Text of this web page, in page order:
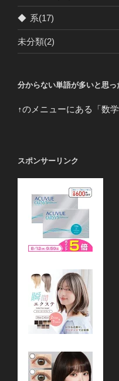
◆ 系(17)
未分類(2)
分からない単語が多いと思っ
↑のメニューにある「数
スポンサーリンク